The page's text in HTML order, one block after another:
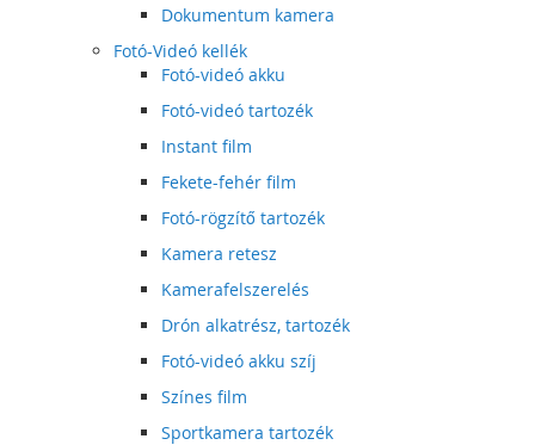
Dokumentum kamera
Fotó-Videó kellék
Fotó-videó akku
Fotó-videó tartozék
Instant film
Fekete-fehér film
Fotó-rögzítő tartozék
Kamera retesz
Kamerafelszerelés
Drón alkatrész, tartozék
Fotó-videó akku szíj
Színes film
Sportkamera tartozék